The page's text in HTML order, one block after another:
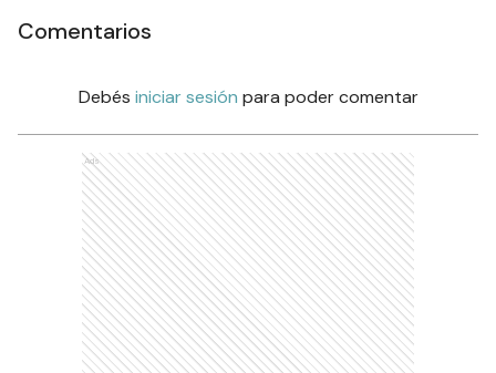
Comentarios
Debés iniciar sesión para poder comentar
Ads